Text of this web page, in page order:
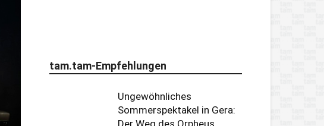
tam.tam-Empfehlungen
Ungewöhnliches
Sommerspektakel in Gera:
Der Weg des Orpheus